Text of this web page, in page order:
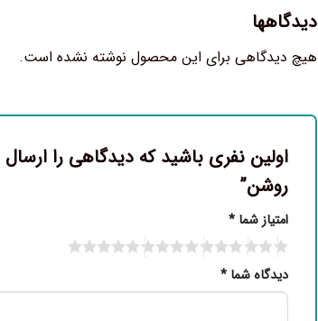
دیدگاهها
هیچ دیدگاهی برای این محصول نوشته نشده است.
اولین نفری باشید که دیدگاهی را
روشن”
امتیاز شما *
دیدگاه شما *